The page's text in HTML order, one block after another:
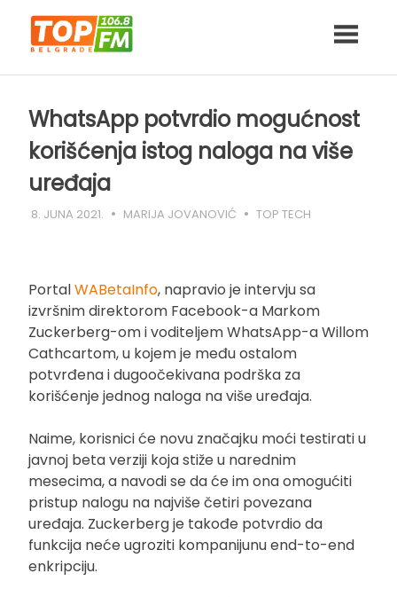
content
WhatsApp potvrdio mogućnost
korišćenja istog naloga na više
uređaja
8. JUNA 2021. MARIJA JOVANOVIĆ TOP TECH
PortalWABetaInfo, napravio je intervju sa
izvršnim direktorom Facebook-a Markom
Zuckerberg-om i voditeljem WhatsApp-a Willom
Cathcartom, u kojem je među ostalom
potvrđena i dugoočekivana podrška za
korišćenje jednog naloga na više uređaja.
Naime, korisnici će novu značajku moći testirati u
javnoj beta verziji koja stiže u narednim
mesecima, a navodi se da će im ona omogućiti
pristup nalogu na najviše četiri povezana
uređaja. Zuckerberg je takođe potvrdio da
funkcija neće ugroziti kompanijunu end-to-end
enkripciju.